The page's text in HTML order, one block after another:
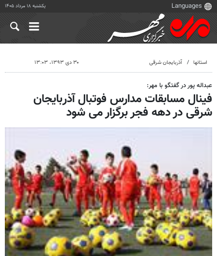
یکشنبه ۱۸ مرداد ۱۴۰۵
استانها آذربایجان شرقی ۳۰ دی ۱۳۹۳، ۱۳:۰۳
عبداله پور در گفتگو با مهر:
فینال مسابقات مدارس فوتبال آذربایجان
شرقی در دهه فجر برگزار می شود